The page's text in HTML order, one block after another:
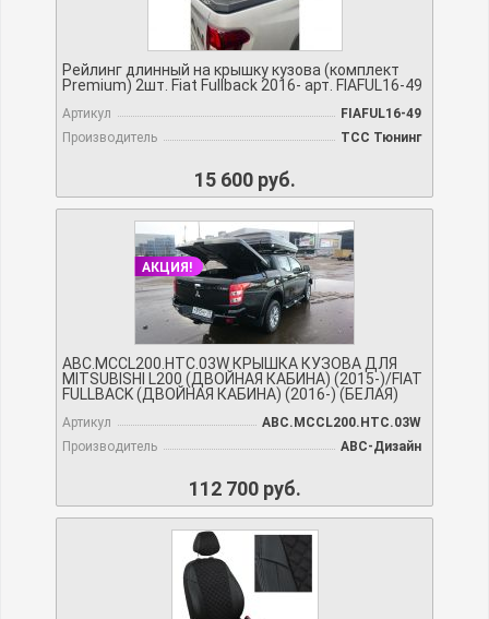
Рейлинг длинный на крышку кузова (комплект
Premium) 2шт. Fiat Fullback 2016- арт. FIAFUL16-49
Артикул
FIAFUL16-49
Производитель
TCC Тюнинг
15 600 руб.
АКЦИЯ!
ABC.MCCL200.HTC.03W КРЫШКА КУЗОВА ДЛЯ
MITSUBISHI L200 (ДВОЙНАЯ КАБИНА) (2015-)/FIAT
FULLBACK (ДВОЙНАЯ КАБИНА) (2016-) (БЕЛАЯ)
Артикул
ABC.MCCL200.HTC.03W
Производитель
АВС-Дизайн
112 700 руб.